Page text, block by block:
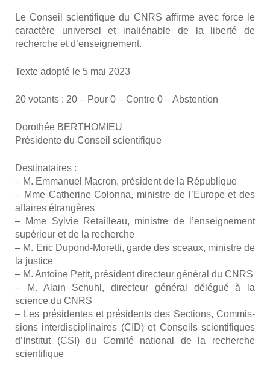
Le Conseil scien­ti­fique du CNRS affirme avec force le
carac­tère uni­ver­sel et inalié­nable de la liber­té de
recherche et d’enseignement.
Texte adop­té le 5 mai 2023
20 votants : 20 – Pour 0 – Contre 0 – Abs­ten­tion
Doro­thée BERTHOMIEU
Pré­si­dente du Conseil scien­ti­fique
Des­ti­na­taires :
– M. Emma­nuel Macron, pré­sident de la Répu­blique
– Mme Cathe­rine Colon­na, ministre de l’Europe et des
affaires étran­gères
– Mme Syl­vie Retailleau, ministre de l’enseignement
supé­rieur et de la recherche
– M. Eric Dupond-Moret­ti, garde des sceaux, ministre de
la jus­tice
– M. Antoine Petit, pré­sident direc­teur géné­ral du CNRS
– M. Alain Schuhl, direc­teur géné­ral délé­gué à la
science du CNRS
– Les pré­si­dentes et pré­si­dents des Sec­tions, Com­mis­
sions inter­dis­ci­pli­naires (CID) et Conseils scien­ti­fiques
d’Institut (CSI) du Comi­té natio­nal de la recherche
scien­ti­fique